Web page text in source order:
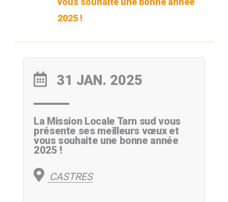
2025 !
31 JAN. 2025
La Mission Locale Tarn sud vous
présente ses meilleurs vœux et
vous souhaite une bonne année
2025 !
CASTRES